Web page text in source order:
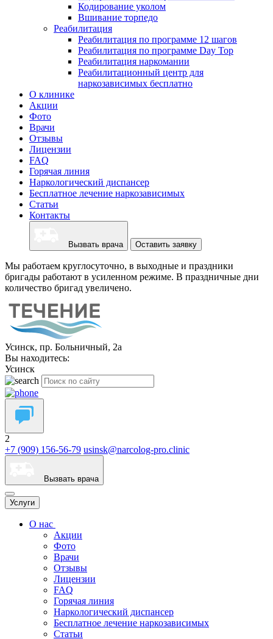
Кодирование уколом
Вшивание торпедо
Реабилитация
Реабилитация по программе 12 шагов
Реабилитация по программе Day Top
Реабилитация наркомании
Реабилитационный центр для
наркозависимых бесплатно
О клинике
Акции
Фото
Врачи
Отзывы
Лицензии
FAQ
Горячая линия
Наркологический диспансер
Бесплатное лечение наркозависимых
Статьи
Контакты
Вызвать врача Оставить заявку
Мы работаем круглосуточно, в выходные и праздники
бригады работают в усиленном режиме. В праздничные дни
количество бригад увеличено.
Усинск, пр. Больничный, 2а
Вы находитесь:
Усинск
2
+7 (909) 156-56-79 usinsk@narcolog-pro.clinic
Вызвать врача
Услуги
О нас
Акции
Фото
Врачи
Отзывы
Лицензии
FAQ
Горячая линия
Наркологический диспансер
Бесплатное лечение наркозависимых
Статьи